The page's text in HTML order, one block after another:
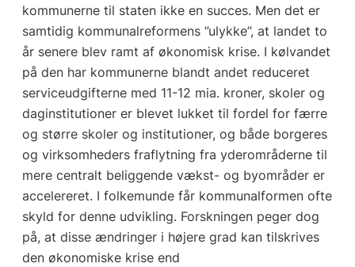
kommunerne til staten ikke en succes. Men det er
samtidig kommunalreformens ”ulykke”, at landet to
år senere blev ramt af økonomisk krise. I kølvandet
på den har kommunerne blandt andet reduceret
serviceudgifterne med 11-12 mia. kroner, skoler og
daginstitutioner er blevet lukket til fordel for færre
og større skoler og institutioner, og både borgeres
og virksomheders fraflytning fra yderområderne til
mere centralt beliggende vækst- og byområder er
accelereret. I folkemunde får kommunalformen ofte
skyld for denne udvikling. Forskningen peger dog
på, at disse ændringer i højere grad kan tilskrives
den økonomiske krise end